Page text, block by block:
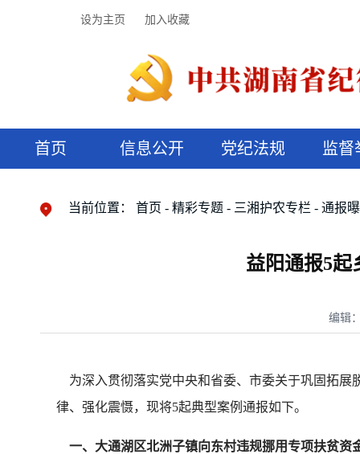
设为主页 加入收藏
首页 信息公开 党纪法规 监督
当前位置： 首页 精彩专题 三湘护农专栏 通报
益阳通报5起
编辑
为深入贯彻落实党中央和省委、市委关于巩固拓
律、强化震慑，现将5起典型案例通报如下。
一、大通湖区北洲子镇向东村违规挪用专项扶贫资